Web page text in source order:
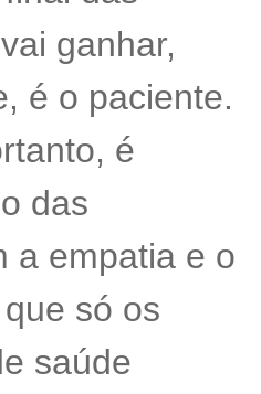
ganhar,
é o paciente.
é
das
a empatia e o
só os
saúde